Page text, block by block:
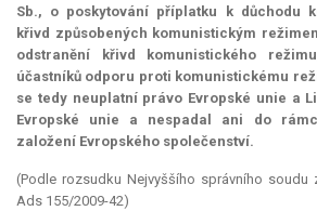
Sb., o poskytování příplatku k důchodu
křivd způsobených komunistickým
odstranění křivd komunistického
účastníků odporu proti komunistickému
se tedy neuplatní právo Evropské unie a
Evropské unie a nespadal ani do
založení Evropského společenství.
(Podle rozsudku Nejvyššího správního soudu
Ads 155/2009-42)